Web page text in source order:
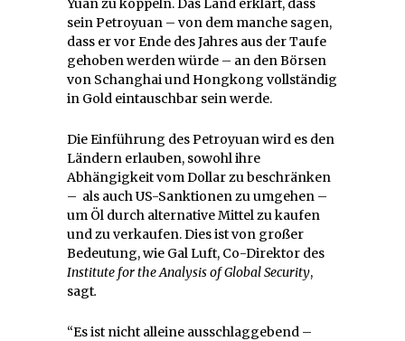
Yuan zu koppeln. Das Land erklärt, dass
sein Petroyuan – von dem manche sagen,
dass er vor Ende des Jahres aus der Taufe
gehoben werden würde – an den Börsen
von Schanghai und Hongkong vollständig
in Gold eintauschbar sein werde.
Die Einführung des Petroyuan wird es den
Ländern erlauben, sowohl ihre
Abhängigkeit vom Dollar zu beschränken
– als auch US-Sanktionen zu umgehen –
um Öl durch alternative Mittel zu kaufen
und zu verkaufen. Dies ist von großer
Bedeutung, wie Gal Luft, Co-Direktor des
Institute for the Analysis of Global Security,
sagt.
“Es ist nicht alleine ausschlaggebend –